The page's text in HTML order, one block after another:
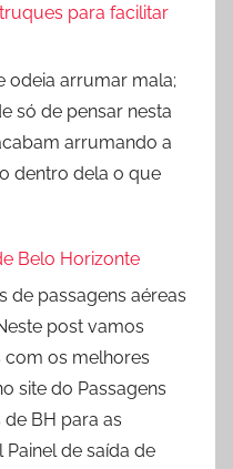
para facilitar
odeia arrumar mala;
só de pensar nesta
arrumando a
dentro dela o que
Belo Horizonte
de passagens aéreas
post vamos
com os melhores
site do Passagens
BH para as
Painel de saída de